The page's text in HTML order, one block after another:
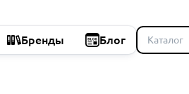
Бренды Блог